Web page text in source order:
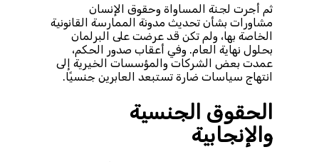
ثم أجرت لجنة المساواة وحقوق الإنسان
مشاورات بشأن تحديث مدونة الممارسة القانونية
الخاصة بها، ولم تكن قد عرضت على البرلمان
بحلول نهاية العام. وفي أعقاب صدور الحكم،
عمدت بعض الشركات والمؤسسات الخيرية إلى
انتهاج سياسات ضارة تستبعد العابرين جنسيًا.
الحقوق الجنسية
والإنجابية